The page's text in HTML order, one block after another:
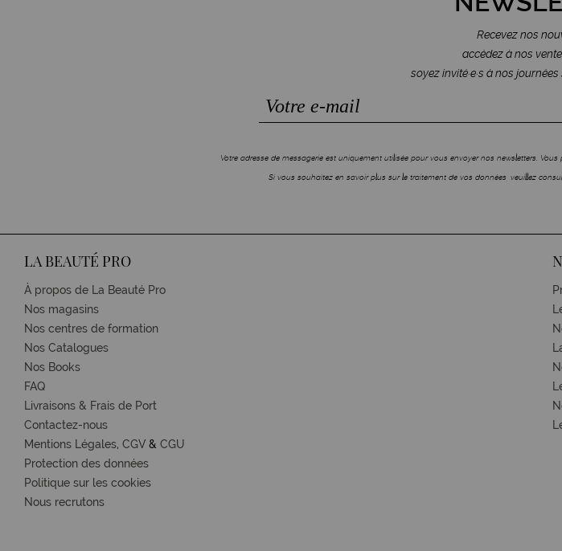
Recevez nos
accédez à nos
soyez invité·e·s à nos
Votre adresse de messagerie est uniquement utilisée pour vous envoyer nos newsletters.
Si vous souhaitez en savoir plus sur le traitement de vos données, veuillez
LA BEAUTÉ PRO
À propos de La Beauté Pro
Nos magasins
Nos centres de formation
Nos Catalogues
Nos Books
FAQ
Livraisons & Frais de Port
Contactez-nous
Mentions Légales, CGV & CGU
Protection des données
Politique sur les cookies
Nous recrutons